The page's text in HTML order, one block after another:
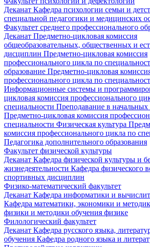
Деканат Кафедра психологии семьи и
специальной педагогики и медицинских
Факультет среднего профессионального
Деканат Предметно-цикловая комиссия
общеобразовательных, общественных и
дисциплин Предметно-цикловая комиссия
профессионального цикла по
образование Предметно-цикловая
профессионального цикла по
Информационные системы и
цикловая комиссия профессионального
специальности Преподавание в начальных
Предметно-цикловая комиссия
специальности Физическая культура
комиссия профессионального цикла по
Педагогика дополнительного образования
Факультет физической культуры
Деканат Кафедра физической культуры и
жизнедеятельности Кафедра физического
спортивных дисциплин
Физико-математический факультет
Деканат Кафедра информатики и
Кафедра математики, экономики и
физики и методики обучения физике
Филологический факультет
Деканат Кафедра русского языка,
обучения Кафедра родного языка и